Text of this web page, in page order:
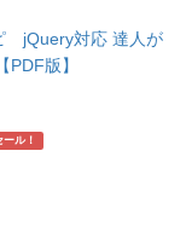
jQuery対応 達人が
版】
ル！